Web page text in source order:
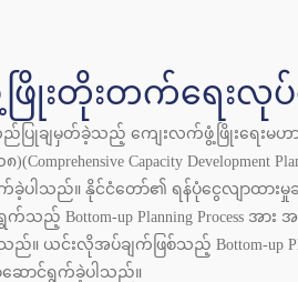
ဖြိုးတိုးတက်ရေးလုပ်
ပြုချမှတ်ခဲ့သည့် ကျေးလက်ဖွံ့ဖြိုးရေးမဟ
Capacity
ါသည်။ နိုင်ငံတော်၏ ရန်ပုံငွေလျာထားမှုဆိုင်
င်ရွက်သည့် Bottom-up Planning
ယင်းလိုအပ်ချက်ဖြစ်သည့် Bottom-up
ောင်ရွက်ခဲ့ပါသည်။